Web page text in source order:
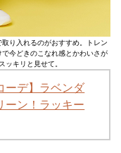
り入れるのがおすすめ。トレン
今どきのこなれ感とかわいさが
ッキリと見せて。
ーデ】ラベンダ
ーン！ラッキー